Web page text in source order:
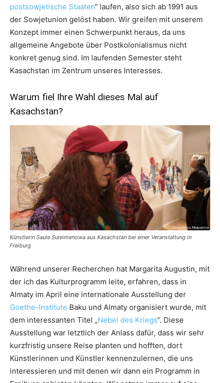
postsowjetische Staaten“ laufen, also sich ab 1991 aus
der Sowjetunion gelöst haben. Wir greifen mit unserem
Konzept immer einen Schwerpunkt heraus, da uns
allgemeine Angebote über Postkolonialismus nicht
konkret genug sind. Im laufenden Semester steht
Kasachstan im Zentrum unseres Interesses.
Warum fiel Ihre Wahl dieses Mal auf
Kasachstan?
Künstlerin Saule Suleimenowa aus Kasachstan bei einer Veranstaltung in
Freiburg
Während unserer Recherchen hat Margarita Augustin, mit
der ich das Kulturprogramm leite, erfahren, dass in
Almaty im April eine internationale Ausstellung der
Goethe-Institute Baku und Almaty organisiert wurde, mit
dem interessanten Titel „Nebel des Kriegs“. Diese
Ausstellung war letztlich der Anlass dafür, dass wir sehr
kurzfristig unsere Reise planten und hofften, dort
Künstlerinnen und Künstler kennenzulernen, die uns
interessieren und mit denen wir dann ein Programm in